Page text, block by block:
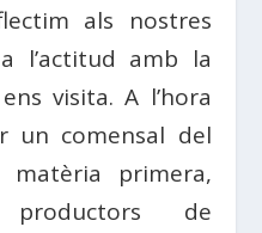
als nostres
l’actitud amb la
visita. A l’hora
un comensal del
matèria primera,
de